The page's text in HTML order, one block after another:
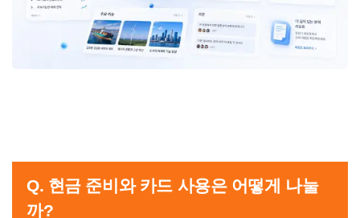
Q. 현금 준비와 카드 사용은 어떻게 나눌
까?